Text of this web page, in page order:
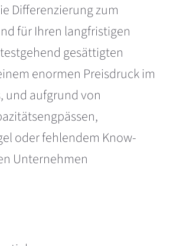
Differenzierung zum
für Ihren langfristigen
gesättigten
enormen Preisdruck im
und aufgrund von
oder fehlendem Know-
Unternehmen